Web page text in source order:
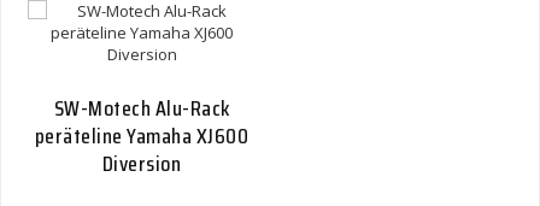
SW-Motech Alu-Rack
peräteline Yamaha XJ600
Diversion